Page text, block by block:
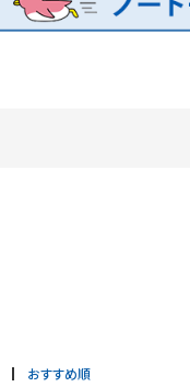
おすすめ順